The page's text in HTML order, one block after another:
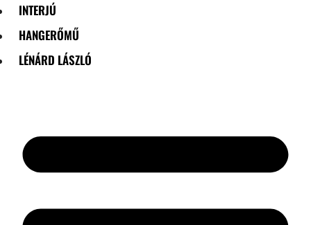
INTERJÚ
HANGERŐMŰ
LÉNÁRD LÁSZLÓ